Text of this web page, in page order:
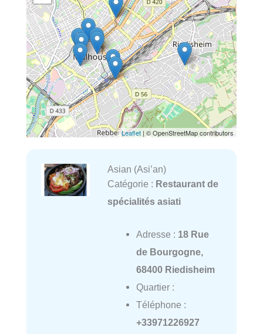
Leaflet | © OpenStreetMap contributors
Asian (Asi’an)
Catégorie : Restaurant de
spécialités asiati
Adresse : 18 Rue
de Bourgogne,
68400 Riedisheim
Quartier :
Téléphone :
+33971226927